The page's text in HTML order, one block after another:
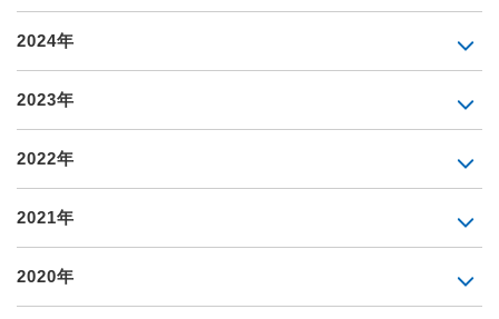
2024年
2023年
2022年
2021年
2020年